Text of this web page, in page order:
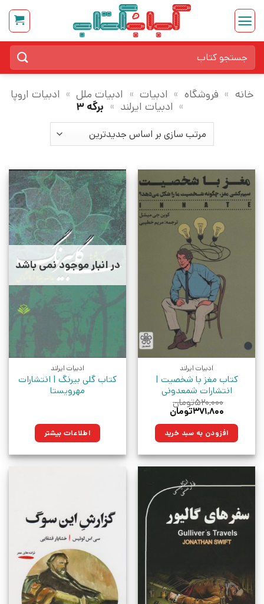
Skip
content
برای:
خانه » فروشگاه » ادبیات » ادبیات ملل » ادبیات اروپا
» ادبیات ایرلند » برگه 3
ادبیات ایرلند
کتاب مغز با شخصیت |
انتشارات شمعدونی
۵۲۰,۰۰۰تومان
قیمت
۵۲۰,۰۰۰تومان
بود.
۳۷۱,۸۰۰تومان
۳۷۱,۸۰۰تومان.افزودن به سبد خرید
در انبار موجود نمی باشد
ادبیات ایرلند
کتاب گلی بیرنگ | انتشارات
مهرویستا
اطلاعات بیشتر